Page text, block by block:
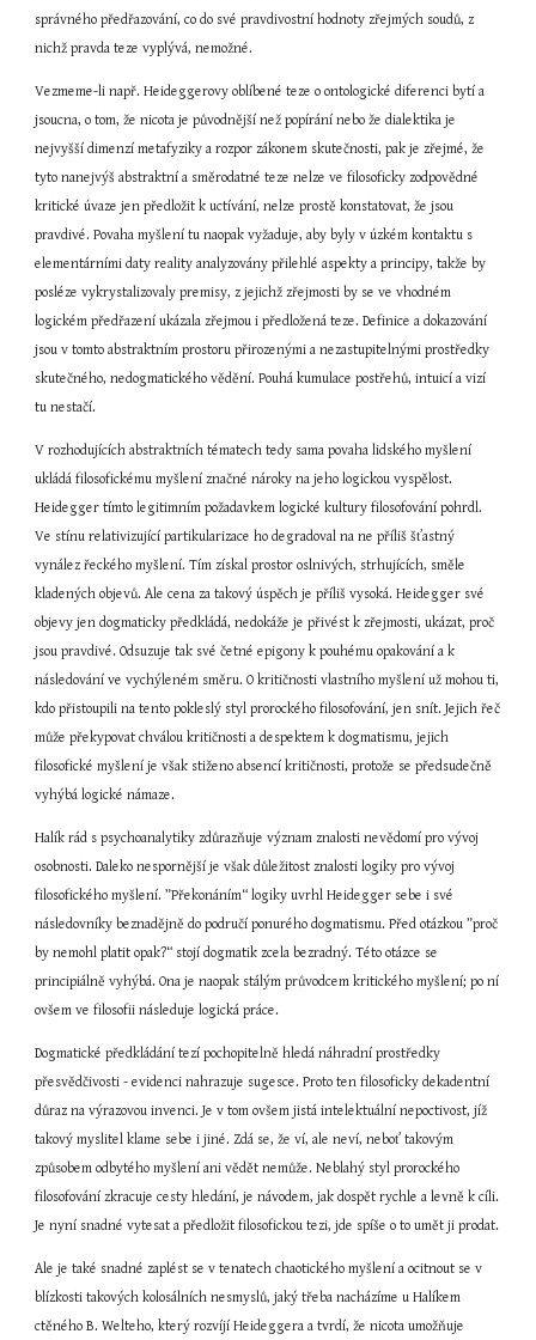
správného předřazování, co do své pravdivostní hodnoty zřejmých soudů, z
nichž pravda teze vyplývá, nemožné.
Vezmeme-li např. Heideggerovy oblíbené teze o ontologické diferenci bytí a
jsoucna, o tom, že nicota je původnější než popírání nebo že dialektika je
nejvyšší dimenzí metafyziky a rozpor zákonem skutečnosti, pak je zřejmé, že
tyto nanejvýš abstraktní a směrodatné teze nelze ve filosoficky zodpovědné
kritické úvaze jen předložit k uctívání, nelze prostě konstatovat, že jsou
pravdivé. Povaha myšlení tu naopak vyžaduje, aby byly v úzkém kontaktu s
elementárními daty reality analyzovány přilehlé aspekty a principy, takže by
posléze vykrystalizovaly premisy, z jejichž zřejmosti by se ve vhodném
logickém předřazení ukázala zřejmou i předložená teze. Definice a dokazování
jsou v tomto abstraktním prostoru přirozenými a nezastupitelnými prostředky
skutečného, nedogmatického vědění. Pouhá kumulace postřehů, intuicí a vizí
tu nestačí.
V rozhodujících abstraktních tématech tedy sama povaha lidského myšlení
ukládá filosofickému myšlení značné nároky na jeho logickou vyspělost.
Heidegger tímto legitimním požadavkem logické kultury filosofování pohrdl.
Ve stínu relativizující partikularizace ho degradoval na ne příliš šťastný
vynález řeckého myšlení. Tím získal prostor oslnivých, strhujících, směle
kladených objevů. Ale cena za takový úspěch je příliš vysoká. Heidegger své
objevy jen dogmaticky předkládá, nedokáže je přivést k zřejmosti, ukázat, proč
jsou pravdivé. Odsuzuje tak své četné epigony k pouhému opakování a k
následování ve vychýleném směru. O kritičnosti vlastního myšlení už mohou ti,
kdo přistoupili na tento pokleslý styl prorockého filosofování, jen snít. Jejich řeč
může překypovat chválou kritičnosti a despektem k dogmatismu, jejich
filosofické myšlení je však stiženo absencí kritičnosti, protože se předsudečně
vyhýbá logické námaze.
Halík rád s psychoanalytiky zdůrazňuje význam znalosti nevědomí pro vývoj
osobnosti. Daleko nespornější je však důležitost znalosti logiky pro vývoj
filosofického myšlení. ”Překonáním“ logiky uvrhl Heidegger sebe i své
následovníky beznadějně do područí ponurého dogmatismu. Před otázkou ”proč
by nemohl platit opak?“ stojí dogmatik zcela bezradný. Této otázce se
principiálně vyhýbá. Ona je naopak stálým průvodcem kritického myšlení; po ní
ovšem ve filosofii následuje logická práce.
Dogmatické předkládání tezí pochopitelně hledá náhradní prostředky
přesvědčivosti - evidenci nahrazuje sugesce. Proto ten filosoficky dekadentní
důraz na výrazovou invenci. Je v tom ovšem jistá intelektuální nepoctivost, jíž
takový myslitel klame sebe i jiné. Zdá se, že ví, ale neví, neboť takovým
způsobem odbytého myšlení ani vědět nemůže. Neblahý styl prorockého
filosofování zkracuje cesty hledání, je návodem, jak dospět rychle a levně k cíli.
Je nyní snadné vytesat a předložit filosofickou tezi, jde spíše o to umět ji prodat.
Ale je také snadné zaplést se v tenatech chaotického myšlení a ocitnout se v
blízkosti takových kolosálních nesmyslů, jaký třeba nacházíme u Halíkem
ctěného B. Welteho, který rozvíjí Heideggera a tvrdí, že nicota umožňuje